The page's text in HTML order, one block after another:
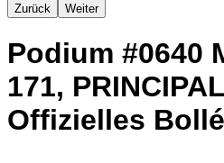
Zurück Weiter
Podium #0640
171,
Offizielles